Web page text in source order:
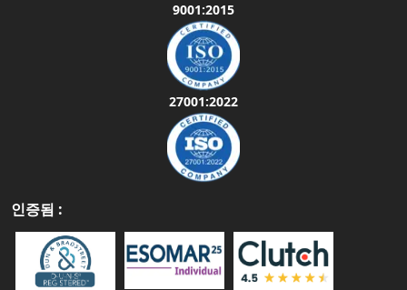
9001:2015
27001:2022
인증됨 :